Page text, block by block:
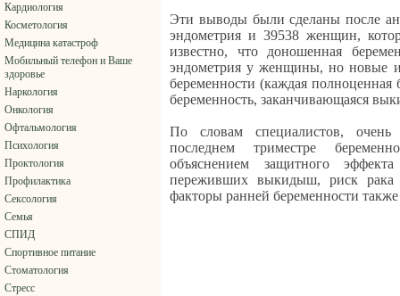
Кардиология
Косметология
Медицина катастроф
Мобильный телефон и Ваше
здоровье
Наркология
Онкология
Офтальмология
Психология
Проктология
Профилактика
Сексология
Семья
СПИД
Спортивное питание
Стоматология
Стресс
Эти выводы были сделаны после
эндометрия и 39538 женщин,
известно, что доношенная
эндометрия у женщины, но новые
беременности (каждая
беременность, заканчивающаяся
По словам специалистов,
последнем триместре
объяснением защитного
переживших выкидыш, риск рака
факторы ранней беременности